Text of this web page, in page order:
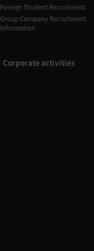
Foreign Student Recruitment
Group Company Recruitment
Information
Corporate activities